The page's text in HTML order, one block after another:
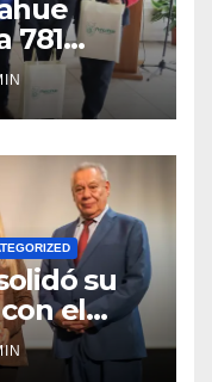
781
del
su
el
2026